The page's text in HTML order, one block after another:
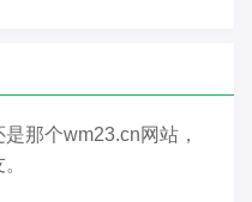
那个wm23.cn网站，